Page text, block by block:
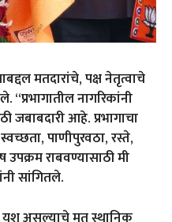
मतदारांचे, पक्ष नेतृत्वाचे
“प्रभागातील नागरिकांनी
जबाबदारी आहे. प्रभागाचा
पाणीपुरवठा, रस्ते,
उपक्रम राबवण्यासाठी मी
सांगितले.